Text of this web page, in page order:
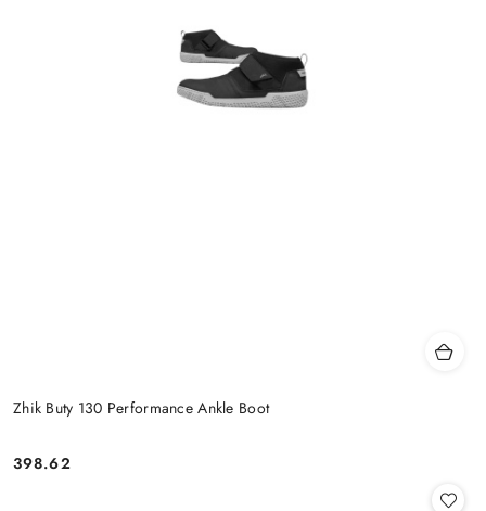
Zhik Buty 130 Performance Ankle Boot
Cena:
398.62